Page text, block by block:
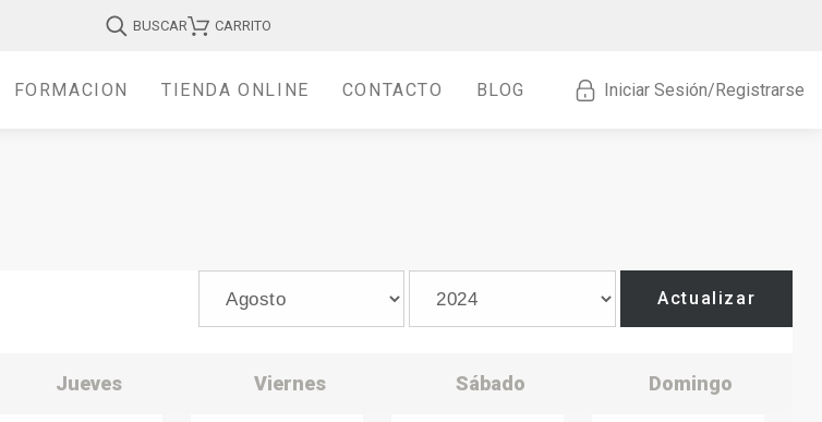
BUSCAR CARRITO
FORMACIÓN TIENDA ONLINE CONTACTO BLOG Iniciar Sesión/Registrarse
Actualizar
Jueves Viernes Sábado Domingo